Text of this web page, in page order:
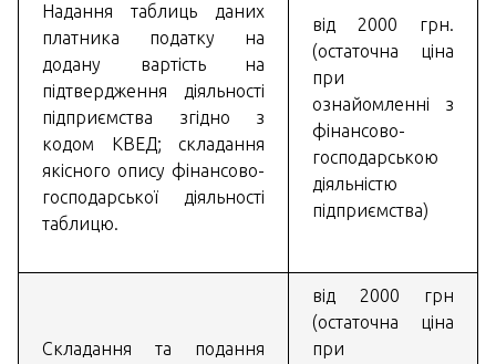
Надання таблиць даних
платника податку на
додану вартість на
підтвердження діяльності
підприємства згідно з
кодом КВЕД; складання
якісного опису фінансово-
господарської діяльності
таблицю.
від 2000 грн.
(остаточна ціна
при
ознайомленні з
фінансово-
господарською
діяльністю
підприємства)
Складання та подання
від 2000 грн
(остаточна ціна
при